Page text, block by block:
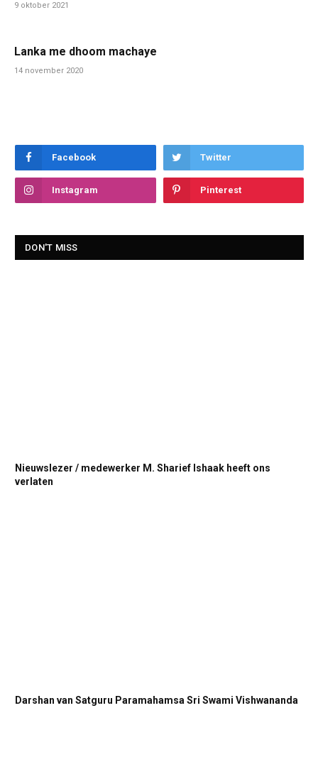
9 oktober 2021
Lanka me dhoom machaye
14 november 2020
Facebook Twitter
Instagram Pinterest
DON'T MISS
Nieuwslezer / medewerker M. Sharief Ishaak heeft ons
verlaten
Darshan van Satguru Paramahamsa Sri Swami Vishwananda